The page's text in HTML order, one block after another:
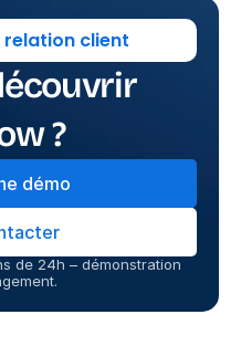
client
?
démo
de 24h – démonstration